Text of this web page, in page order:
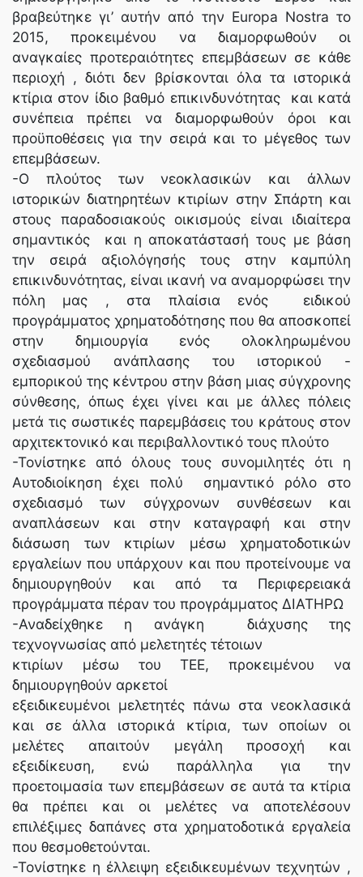
βραβεύτηκε γι’ αυτήν από την Europa Nostra το
2015, προκειμένου να διαμορφωθούν οι
αναγκαίες προτεραιότητες επεμβάσεων σε κάθε
περιοχή , διότι δεν βρίσκονται όλα τα ιστορικά
κτίρια στον ίδιο βαθμό επικινδυνότητας και κατά
συνέπεια πρέπει να διαμορφωθούν όροι και
προϋποθέσεις για την σειρά και το μέγεθος των
επεμβάσεων.
-Ο πλούτος των νεοκλασικών και άλλων
ιστορικών διατηρητέων κτιρίων στην Σπάρτη και
στους παραδοσιακούς οικισμούς είναι ιδιαίτερα
σημαντικός και η αποκατάστασή τους με βάση
την σειρά αξιολόγησής τους στην καμπύλη
επικινδυνότητας, είναι ικανή να αναμορφώσει την
πόλη μας , στα πλαίσια ενός ειδικού
προγράμματος χρηματοδότησης που θα αποσκοπεί
στην δημιουργία ενός ολοκληρωμένου
σχεδιασμού ανάπλασης του ιστορικού -
εμπορικού της κέντρου στην βάση μιας σύγχρονης
σύνθεσης, όπως έχει γίνει και με άλλες πόλεις
μετά τις σωστικές παρεμβάσεις του κράτους στον
αρχιτεκτονικό και περιβαλλοντικό τους πλούτο
-Τονίστηκε από όλους τους συνομιλητές ότι η
Αυτοδιοίκηση έχει πολύ σημαντικό ρόλο στο
σχεδιασμό των σύγχρονων συνθέσεων και
αναπλάσεων και στην καταγραφή και στην
διάσωση των κτιρίων μέσω χρηματοδοτικών
εργαλείων που υπάρχουν και που προτείνουμε να
δημιουργηθούν και από τα Περιφερειακά
προγράμματα πέραν του προγράμματος ΔΙΑΤΗΡΩ
-Αναδείχθηκε η ανάγκη διάχυσης της
τεχνογνωσίας από μελετητές τέτοιων
κτιρίων μέσω του ΤΕΕ, προκειμένου να
δημιουργηθούν αρκετοί
εξειδικευμένοι μελετητές πάνω στα νεοκλασικά
και σε άλλα ιστορικά κτίρια, των οποίων οι
μελέτες απαιτούν μεγάλη προσοχή και
εξειδίκευση, ενώ παράλληλα για την
προετοιμασία των επεμβάσεων σε αυτά τα κτίρια
θα πρέπει και οι μελέτες να αποτελέσουν
επιλέξιμες δαπάνες στα χρηματοδοτικά εργαλεία
που θεσμοθετούνται.
-Τονίστηκε η έλλειψη εξειδικευμένων τεχνητών ,